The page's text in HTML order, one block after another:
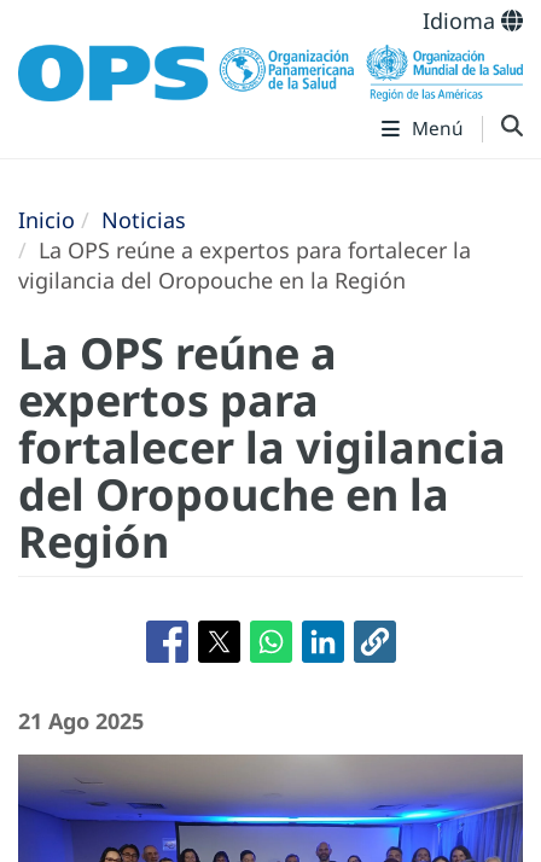
Idioma
Menú
Inicio
Noticias
La OPS reúne a expertos para fortalecer la
vigilancia del Oropouche en la Región
La OPS reúne a
expertos para
fortalecer la vigilancia
del Oropouche en la
Región
21 Ago 2025